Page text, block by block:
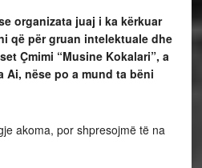
organizata juaj i ka kërkuar
që për gruan intelektuale dhe
Çmimi “Musine Kokalari”, a
Ai, nëse po a mund ta bëni
akoma, por shpresojmë të na